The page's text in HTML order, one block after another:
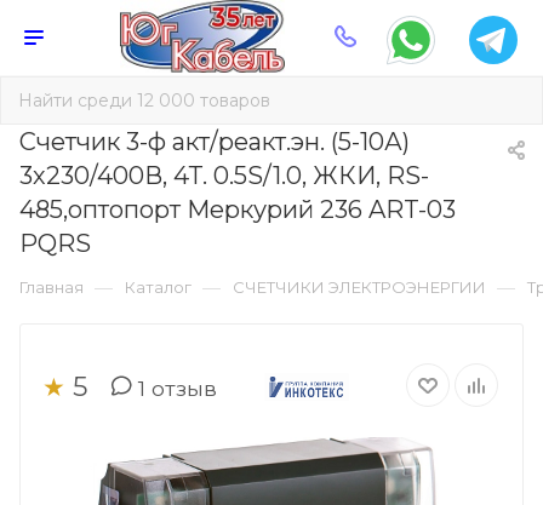
Счетчик 3-ф акт/реакт.эн. (5-10А)
3х230/400В, 4Т. 0.5S/1.0, ЖКИ, RS-
485,оптопорт Меркурий 236 ART-03
PQRS
Главная — Каталог — СЧЕТЧИКИ ЭЛЕКТРОЭНЕРГИИ —
★ 5 1 отзыв